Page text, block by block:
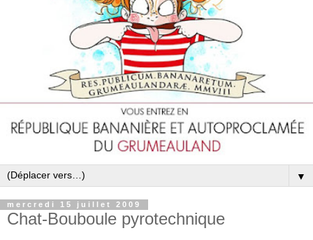
▼
mercredi 15 juillet 2009
Chat-Bouboule pyrotechnique